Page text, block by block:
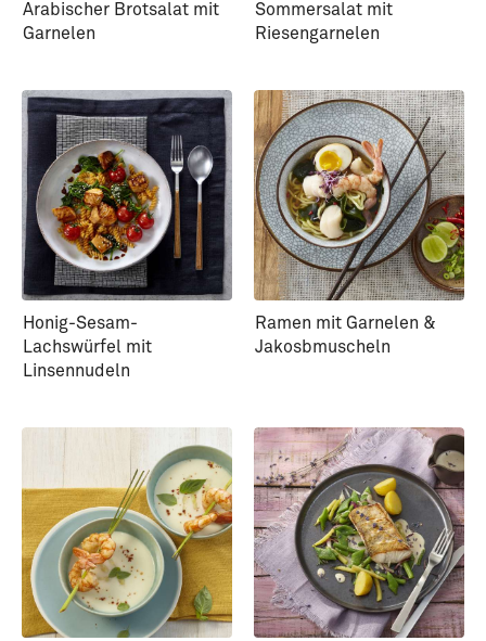
Arabischer Brotsalat mit
Garnelen
Sommersalat mit
Riesengarnelen
Honig-Sesam-
Lachswürfel mit
Linsennudeln
Ramen mit Garnelen &
Jakosbmuscheln